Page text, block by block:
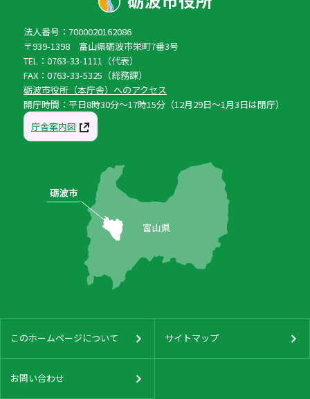
法人番号：7000020162086
〒939-1398 富山県砺波市栄町7番3号
TEL：0763-33-1111（代表）
FAX：0763-33-5325（総務課）
砺波市役所（本庁舎）へのアクセス
開庁時間：平日8時30分〜17時15分（12月29日〜1月3日は閉庁）
庁舎案内図
このホームページについて サイトマップ
お問い合わせ